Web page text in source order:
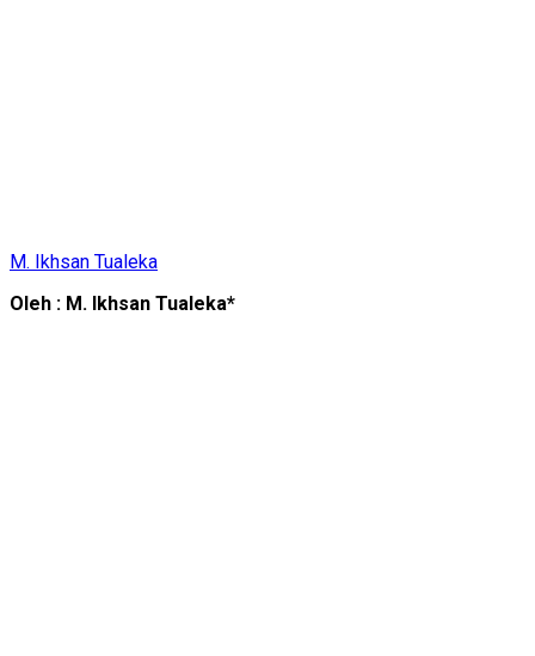
M. Ikhsan Tualeka
Oleh : M. Ikhsan Tualeka*